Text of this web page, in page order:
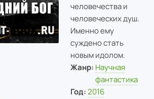
человечества и
человеческих душ.
Именно ему
суждено стать
новым идолом.
Жанр: Научная
фантастика
Год: 2016